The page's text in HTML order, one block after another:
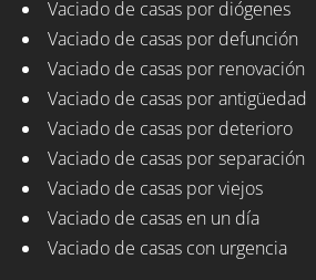
Vaciado de casas por diógenes
Vaciado de casas por defunción
Vaciado de casas por renovación
Vaciado de casas por antigüedad
Vaciado de casas por deterioro
Vaciado de casas por separación
Vaciado de casas por viejos
Vaciado de casas en un día
Vaciado de casas con urgencia